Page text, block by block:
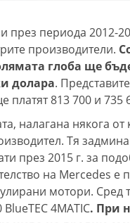
през периода 2012-
производители.
глоба ще
долара.
813 700 и 735
налагана някога от
Тя
през 2015 г. за
на Mercedes е
мотори. Сред
4MATIC. При